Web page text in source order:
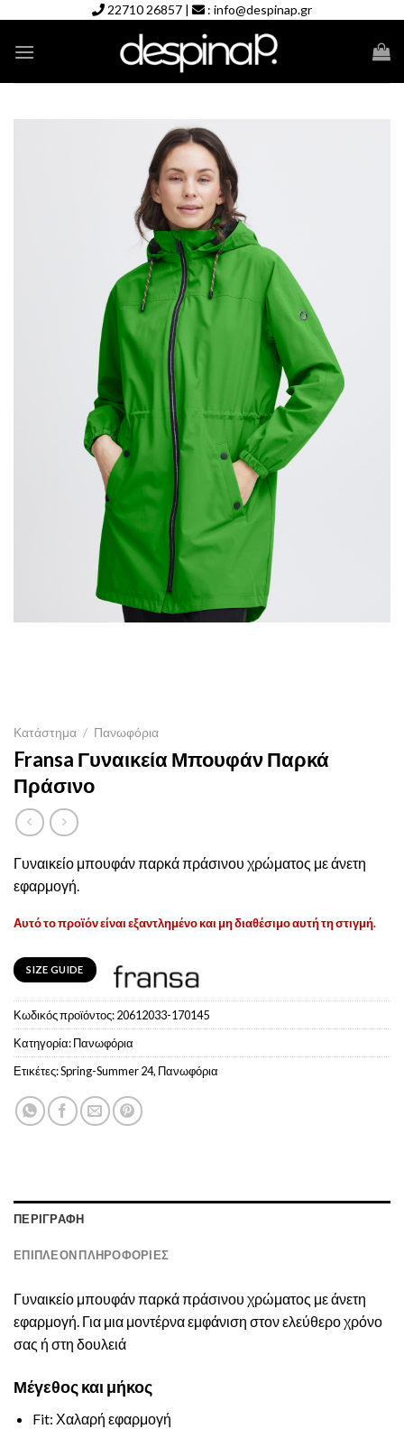
content
22710 26857 | : info@despinap.gr
Κατάστημα / Πανωφόρια
Fransa Γυναικεία Μπουφάν Παρκά
Πράσινο
Γυναικείο μπουφάν παρκά πράσινου χρώματος με άνετη
εφαρμογή.
Αυτό το προϊόν είναι εξαντλημένο και μη διαθέσιμο αυτή τη στιγμή.
SIZE GUIDE
Κωδικός προϊόντος:20612033-170145
Κατηγορία:Πανωφόρια
Ετικέτες:Spring-Summer 24, Πανωφόρια
ΠΕΡΙΓΡΑΦΉ
ΕΠΙΠΛΈΟΝ ΠΛΗΡΟΦΟΡΊΕΣ
Γυναικείο μπουφάν παρκά πράσινου χρώματος με άνετη
εφαρμογή. Για μια μοντέρνα εμφάνιση στον ελεύθερο χρόνο
σας ή στη δουλειά
Μέγεθος και μήκος
Fit: Χαλαρή εφαρμογή